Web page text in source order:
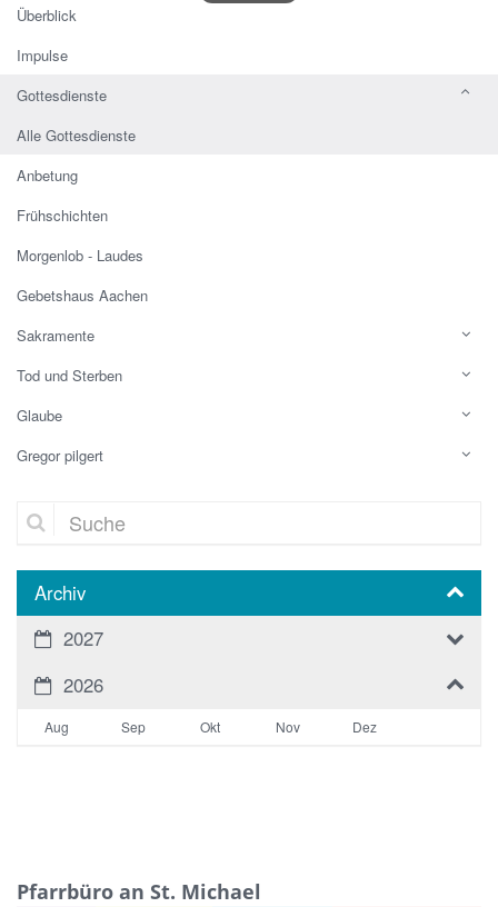
Überblick
Impulse
Gottesdienste
Alle Gottesdienste
Anbetung
Frühschichten
Morgenlob - Laudes
Gebetshaus Aachen
Sakramente
Tod und Sterben
Glaube
Gregor pilgert
Suche
Archiv
2027
2026
Aug Sep Okt Nov Dez
Pfarrbüro an St. Michael